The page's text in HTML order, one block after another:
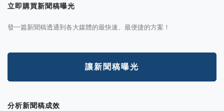
立即購買新聞稿曝光
發一篇新聞稿透通到各大媒體的最快速、最便捷的方案！
讓新聞稿曝光
分析新聞稿成效